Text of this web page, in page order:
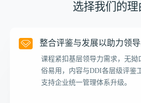
选择我们的理
整合评鉴与发展以助力领
课程紧扣基层领导力需求，无拗
俗易用，内容与DDI各层级评鉴
支持企业统一管理体系升级。